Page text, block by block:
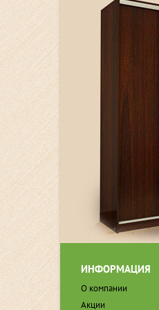
ИНФОРМАЦИЯ
О компании
Акции